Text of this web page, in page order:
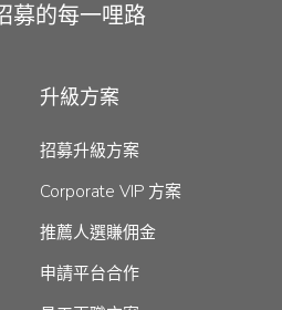
募的每一哩路
升級方案
招募升級方案
Corporate VIP 方案
推薦人選賺佣金
申請平台合作